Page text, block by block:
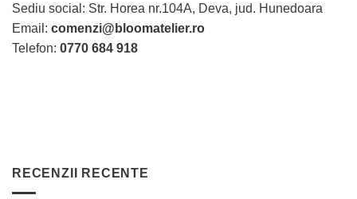
Sediu social: Str. Horea nr.104A, Deva, jud. Hunedoara
Email: comenzi@bloomatelier.ro
Telefon: 0770 684 918
RECENZII RECENTE